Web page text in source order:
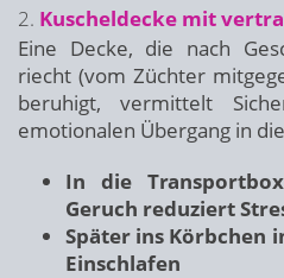
2. Kuscheldecke mit
Eine Decke, die nach
riecht (vom Züchter
beruhigt, vermittelt
emotionalen Übergang in
In die
Geruch reduziert
Später ins Körbchen
Einschlafen